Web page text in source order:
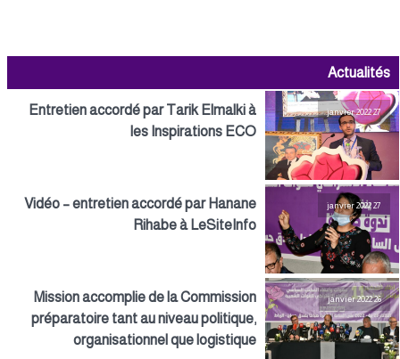
Actualités
27 janvier 2022
Entretien accordé par Tarik Elmalki à
les Inspirations ECO
27 janvier 2022
Vidéo – entretien accordé par Hanane
Rihabe à LeSiteInfo
26 janvier 2022
Mission accomplie de la Commission
préparatoire tant au niveau politique,
organisationnel que logistique